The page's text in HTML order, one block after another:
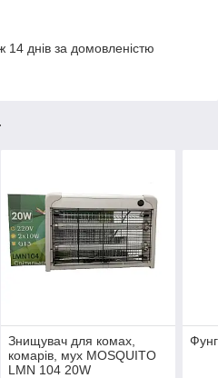
днів за домовленістю
Знищувач для комах,
комарів, мух MOSQUITO
LMN 104 20W